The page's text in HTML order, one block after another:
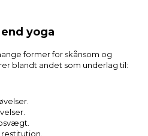
yoga
former for skånsom og
blandt andet som underlag til: